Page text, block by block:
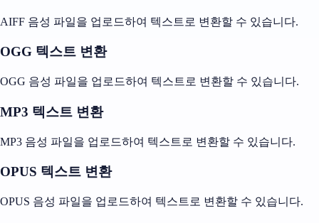
AIFF 음성 파일을 업로드하여 텍스트로 변환할 수 있습니다.
OGG 텍스트 변환
OGG 음성 파일을 업로드하여 텍스트로 변환할 수 있습니다.
MP3 텍스트 변환
MP3 음성 파일을 업로드하여 텍스트로 변환할 수 있습니다.
OPUS 텍스트 변환
OPUS 음성 파일을 업로드하여 텍스트로 변환할 수 있습니다.